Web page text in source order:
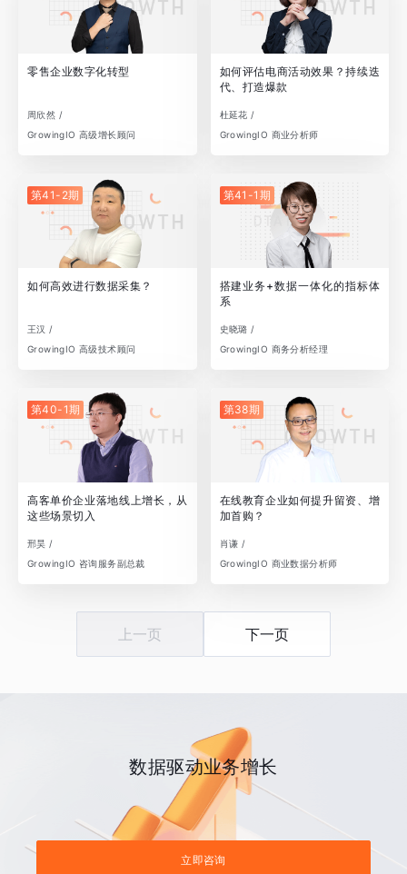
零售企业数字化转型
周欣然 /
GrowingIO 高级增长顾问
如何评估电商活动效果？持续迭
代、打造爆款
杜延花 /
GrowingIO 商业分析师
第41-2期
如何高效进行数据采集？
王汉 /
GrowingIO 高级技术顾问
第41-1期
搭建业务+数据一体化的指标体
系
史晓璐 /
GrowingIO 商务分析经理
第40-1期
高客单价企业落地线上增长，从
这些场景切入
邢昊 /
GrowingIO 咨询服务副总裁
第38期
在线教育企业如何提升留资、增
加首购？
肖谦 /
GrowingIO 商业数据分析师
上一页 下一页
数据驱动业务增长
立即咨询